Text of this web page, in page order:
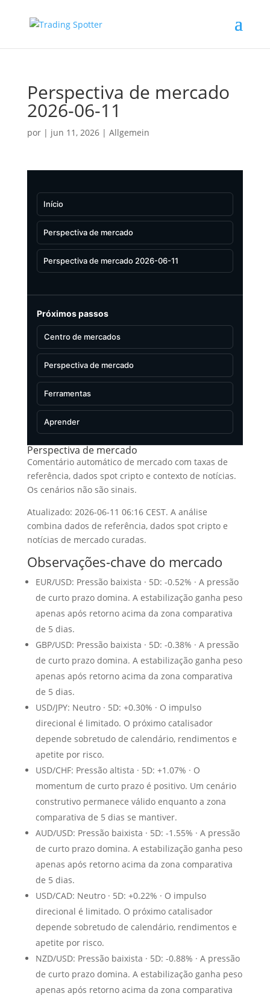
Perspectiva de mercado
2026-06-11
por | jun 11, 2026| Allgemein
Início
Perspectiva de mercado
Perspectiva de mercado 2026-06-11
Próximos passos
Centro de mercados
Perspectiva de mercado
Ferramentas
Aprender
Perspectiva de mercado
Comentário automático de mercado com taxas de
referência, dados spot cripto e contexto de notícias.
Os cenários não são sinais.
Atualizado: 2026-06-11 06:16 CEST. A análise
combina dados de referência, dados spot cripto e
notícias de mercado curadas.
Observações-chave do mercado
EUR/USD: Pressão baixista · 5D: -0.52% · A pressão
de curto prazo domina. A estabilização ganha peso
apenas após retorno acima da zona comparativa
de 5 dias.
GBP/USD: Pressão baixista · 5D: -0.38% · A pressão
de curto prazo domina. A estabilização ganha peso
apenas após retorno acima da zona comparativa
de 5 dias.
USD/JPY: Neutro · 5D: +0.30% · O impulso
direcional é limitado. O próximo catalisador
depende sobretudo de calendário, rendimentos e
apetite por risco.
USD/CHF: Pressão altista · 5D: +1.07% · O
momentum de curto prazo é positivo. Um cenário
construtivo permanece válido enquanto a zona
comparativa de 5 dias se mantiver.
AUD/USD: Pressão baixista · 5D: -1.55% · A pressão
de curto prazo domina. A estabilização ganha peso
apenas após retorno acima da zona comparativa
de 5 dias.
USD/CAD: Neutro · 5D: +0.22% · O impulso
direcional é limitado. O próximo catalisador
depende sobretudo de calendário, rendimentos e
apetite por risco.
NZD/USD: Pressão baixista · 5D: -0.88% · A pressão
de curto prazo domina. A estabilização ganha peso
apenas após retorno acima da zona comparativa